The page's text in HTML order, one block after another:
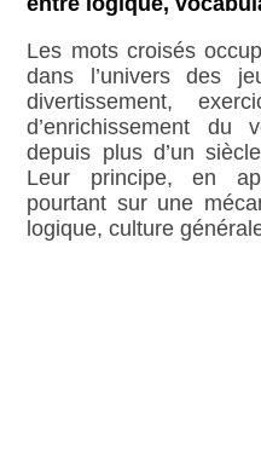
Les mots croisés
dans l’univers des
divertissement,
d’enrichissement du
depuis plus d’un
Leur principe, en
pourtant sur une
logique, culture